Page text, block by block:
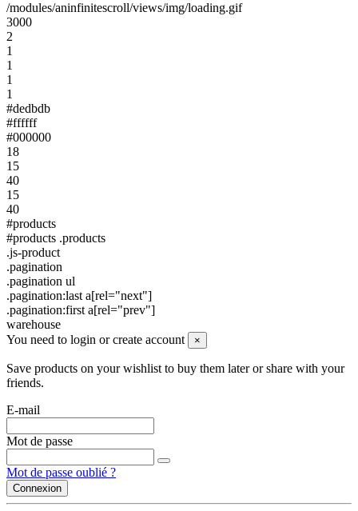
/modules/aninfinitescroll/views/img/loading.gif
3000
2
1
1
1
1
#dedbdb
#ffffff
#000000
18
15
40
15
40
#products
#products .products
.js-product
.pagination
.pagination ul
.pagination:last a[rel="next"]
.pagination:first a[rel="prev"]
warehouse
You need to login or create account
×
Save products on your wishlist to buy them later or share with your
friends.
E-mail
Mot de passe
Mot de passe oublié ?
Connexion